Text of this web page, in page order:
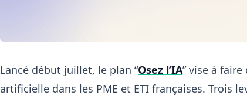
Lancé début juillet, le plan “Osez l’IA” vise à faire
artificielle dans les PME et ETI françaises. Trois